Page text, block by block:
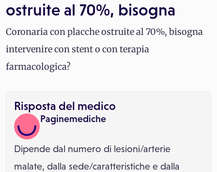
ostruite al 70%, bisogna
Coronaria con placche ostruite al 70%, bisogna
intervenire con stent o con terapia
farmacologica?
Risposta del medico
Paginemediche
Dipende dal numero di lesioni/arterie
malate, dalla sede/caratteristiche e dalla